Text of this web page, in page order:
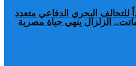
الزلزال ينهي حياة مصرية
للتحالف البحري الدفاعي متعدد